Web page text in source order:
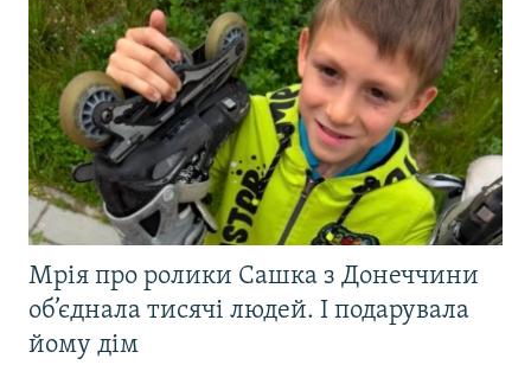
Мрія про ролики Сашка з Донеччини
об’єднала тисячі людей. І подарувала
йому дім